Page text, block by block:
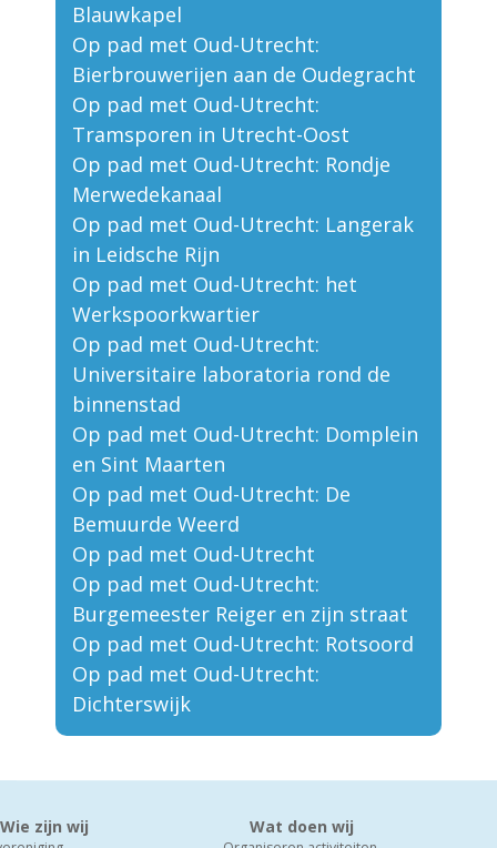
Blauwkapel
Op pad met Oud-Utrecht:
Bierbrouwerijen aan de Oudegracht
Op pad met Oud-Utrecht:
Tramsporen in Utrecht-Oost
Op pad met Oud-Utrecht: Rondje
Merwedekanaal
Op pad met Oud-Utrecht: Langerak
in Leidsche Rijn
Op pad met Oud-Utrecht: het
Werkspoorkwartier
Op pad met Oud-Utrecht:
Universitaire laboratoria rond de
binnenstad
Op pad met Oud-Utrecht: Domplein
en Sint Maarten
Op pad met Oud-Utrecht: De
Bemuurde Weerd
Op pad met Oud-Utrecht
Op pad met Oud-Utrecht:
Burgemeester Reiger en zijn straat
Op pad met Oud-Utrecht: Rotsoord
Op pad met Oud-Utrecht:
Dichterswijk
Wie zijn wij Wat doen wij